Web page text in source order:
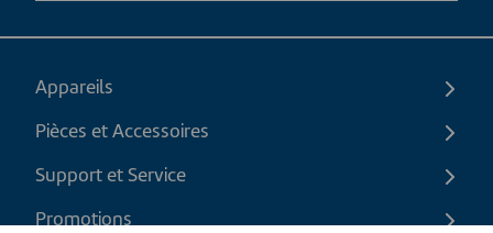
Appareils
Pièces et Accessoires
Support et Service
Promotions